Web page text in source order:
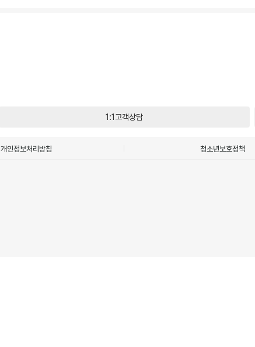
1:1고객상담
개인정보처리방침 청소년보호정책